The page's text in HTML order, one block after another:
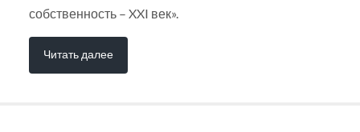
собственность – XXI век».
Читать далее